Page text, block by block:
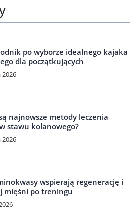
po wyborze idealnego kajaka
dla początkujących
2026
najnowsze metody leczenia
stawu kolanowego?
2026
wspierają regenerację i
mięśni po treningu